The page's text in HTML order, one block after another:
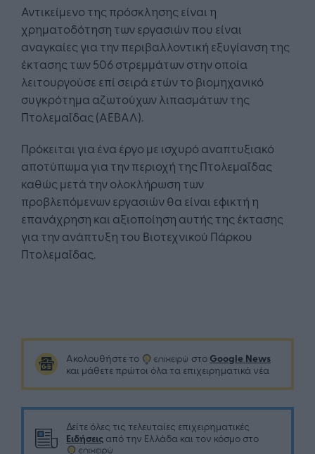
Αντικείμενο της πρόσκλησης είναι η
χρηματοδότηση των εργασιών που είναι
αναγκαίες για την περιβαλλοντική εξυγίανση της
έκτασης των 506 στρεμμάτων στην οποία
λειτουργούσε επί σειρά ετών το βιομηχανικό
συγκρότημα αζωτούχων λιπασμάτων της
Πτολεμαΐδας (ΑΕΒΑΛ).
Πρόκειται για ένα έργο με ισχυρό αναπτυξιακό
αποτύπωμα για την περιοχή της Πτολεμαΐδας
καθώς μετά την ολοκλήρωση των
προβλεπόμενων εργασιών θα είναι εφικτή η
επανάχρηση και αξιοποίηση αυτής της έκτασης
για την ανάπτυξη του Βιοτεχνικού Πάρκου
Πτολεμαΐδας.
Ακολουθήστε το στο Google News
και μάθετε πρώτοι όλα τα επιχειρηματικά νέα
Δείτε όλες τις τελευταίες επιχειρηματικές
Ειδήσεις από την Ελλάδα και τον κόσμο στο